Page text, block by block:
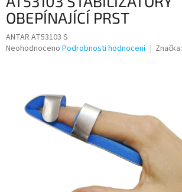
OBEPÍNAJÍCÍ PRST
ANTAR AT53103 S
Průměrné
Neohodnoceno Podrobnosti hodnocení Značka: